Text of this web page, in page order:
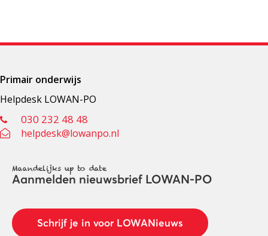
Primair onderwijs
Helpdesk LOWAN-PO
030 232 48 48
helpdesk@lowanpo.nl
Maandelijks up to date
Aanmelden nieuwsbrief LOWAN-PO
Schrijf je in voor LOWANieuws